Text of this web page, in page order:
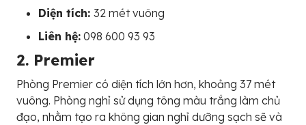
Diện tích: 32 mét vuông
Liên hệ: 098 600 93 93
2. Premier
Phòng Premier có diện tích lớn hơn, khoảng 37 mét
vuông. Phòng nghỉ sử dụng tông màu trắng làm chủ
đạo, nhằm tạo ra không gian nghỉ dưỡng sạch sẽ và